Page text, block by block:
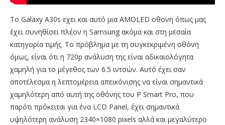
Το Galaxy A30s εχει και αυτό μια AMOLED οθονη όπως μας
έχει συνηθίσει πλέον η Samsung ακόμα και στη μεσαία
κατηγορία τιμής. Το πρόβλημα με τη συγκεκριμένη οθόνη
όμως, είναι ότι η 720p ανάλυση της είναι αδικαιολόγητα
χαμηλή για το μέγεθος των 6.5 ιντσών. Αυτό έχει σαν
αποτέλεσμα η λεπτομέρεια απεικόνισης να είναι σημαντικά
χαμηλότερη από αυτή της οθόνης του P Smart Pro, που
παρότι πρόκειται για ένα LCD Panel, έχει σημαντικά
υψηλότερη ανάλυση 2340×1080 pixels αλλά και μεγαλύτερο